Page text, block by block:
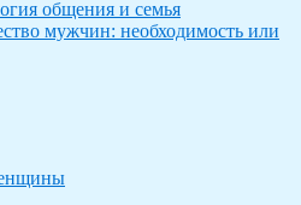
общения и семья
мужчин: необходимость или